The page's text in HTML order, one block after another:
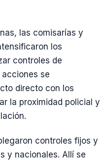
las comisarías y
los
controles de
se
directo con los
la proximidad policial y
controles fijos y
y nacionales. Allí se